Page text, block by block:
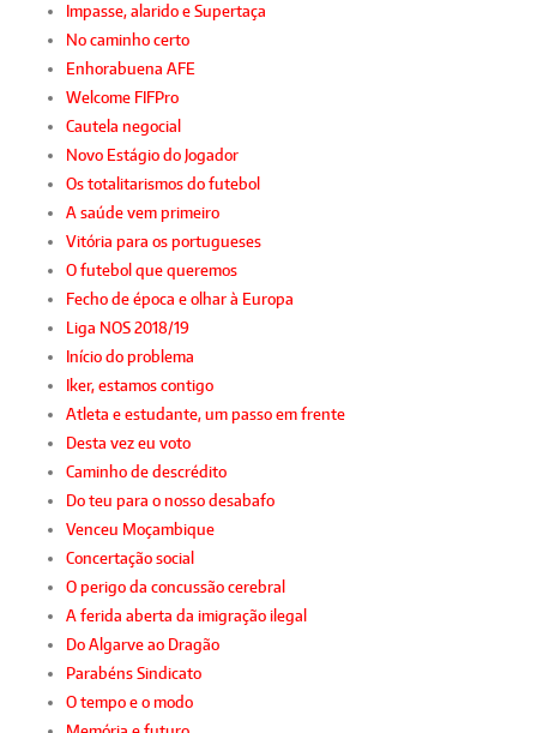
Impasse, alarido e Supertaça
No caminho certo
Enhorabuena AFE
Welcome FIFPro
Cautela negocial
Novo Estágio do Jogador
Os totalitarismos do futebol
A saúde vem primeiro
Vitória para os portugueses
O futebol que queremos
Fecho de época e olhar à Europa
Liga NOS 2018/19
Início do problema
Iker, estamos contigo
Atleta e estudante, um passo em frente
Desta vez eu voto
Caminho de descrédito
Do teu para o nosso desabafo
Venceu Moçambique
Concertação social
O perigo da concussão cerebral
A ferida aberta da imigração ilegal
Do Algarve ao Dragão
Parabéns Sindicato
O tempo e o modo